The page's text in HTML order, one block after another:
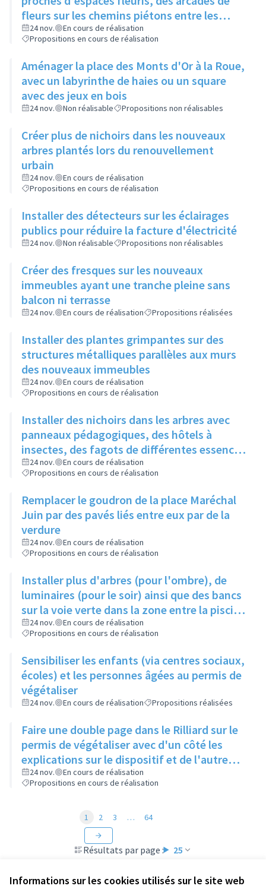
Informations sur les cookies utilisés sur le site web
fleurs sur les chemins piétons entre les
immeubles
24 nov.
En cours de réalisation
Propositions en cours de réalisation
Aménager la place des Monts d'Or à la Roue,
avec un labyrinthe de haies ou un square
avec des jeux en bois
24 nov. Non réalisable Propositions non réalisables
Créer plus de nichoirs dans les nouveaux
arbres plantés lors du renouvellement
urbain
24 nov.
En cours de réalisation
Propositions en cours de réalisation
Installer des détecteurs sur les éclairages
publics pour réduire la facture d'électricité
24 nov. Non réalisable Propositions non réalisables
Créer des fresques sur les nouveaux
immeubles ayant une tranche pleine sans
balcon ni terrasse
24 nov. En cours de réalisation Propositions réalisées
Installer des plantes grimpantes sur des
structures métalliques parallèles aux murs
des nouveaux immeubles
24 nov.
En cours de réalisation
Propositions en cours de réalisation
Installer des nichoirs dans les arbres avec
panneaux pédagogiques, des hôtels à
insectes, des fagots de différentes essences
pour stimuler la biodiversité sur la place du
Château à la Roue
24 nov.
En cours de réalisation
Propositions en cours de réalisation
Remplacer le goudron de la place Maréchal
Juin par des pavés liés entre eux par de la
verdure
24 nov.
En cours de réalisation
Propositions en cours de réalisation
Installer plus d'arbres (pour l'ombre), de
luminaires (pour le soir) ainsi que des bancs
sur la voie verte dans la zone entre la piscine
et la rue de l'Industrie
24 nov.
En cours de réalisation
Propositions en cours de réalisation
Sensibiliser les enfants (via centres sociaux,
écoles) et les personnes âgées au permis de
végétaliser
24 nov. En cours de réalisation Propositions réalisées
Faire une double page dans le Rilliard sur le
permis de végétaliser avec d'un côté les
explications sur le dispositif et de l'autre
côté des exemples concrets de lieux à
investir
24 nov.
En cours de réalisation
Propositions en cours de réalisation
Résultats par page : 25
1 2 3 … 64